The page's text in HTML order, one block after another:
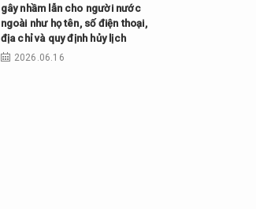
gây nhầm lẫn cho người nước
ngoài như họ tên, số điện thoại,
địa chỉ và quy định hủy lịch
2026.06.16